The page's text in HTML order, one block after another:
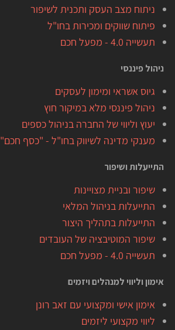
ניתוח מצב העסק ותכנית לשיפור
פיתוח שווקים ומכירות בחו"ל
תעשייה 4.0 - מפעל חכם
ניהול פיננסי
גיוס אשראי ומימון לעסקים
ניהול פיננסי מלא במיקור חוץ
יעוץ וליווי של החברה בניהול כספים
מענקי מדינה לשיווק בחו"ל - "כסף חכם"
התייעלות ושיפור
שיפור ובניית מצויינות
התייעלות בניהול המלאי
התייעלות בתהליך היצור
שיפור המוטיבציה של העובדים
תעשייה 4.0 - מפעל חכם
אימון וליווי למנהלים ויזמים
אימון אישי ומקצועי עם זאב רונן
ליווי מקצועי ליזמים